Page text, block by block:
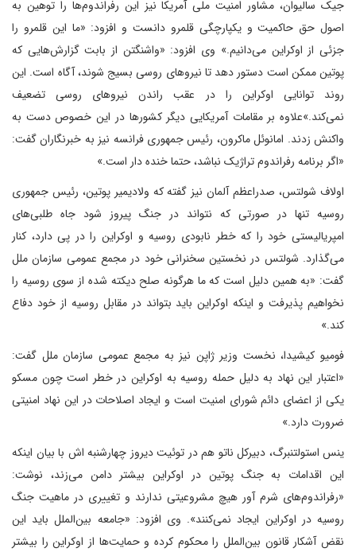
جیک سالیوان، مشاور امنیت ملی آمریکا نیز این رفراندوم‌ها را توهین به
اصول حق حاکمیت و یکپارچگی قلمرو دانست و افزود: «ما این قلمرو را
جزئی از اوکراین می‌دانیم.» وی افزود: «واشنگتن از بابت گزارش‌هایی که
پوتین ممکن است دستور دهد تا نیروهای روسی بسیج شوند، آگاه است. این
روند توانایی اوکراین را در عقب راندن نیروهای روسی تضعیف
نمی‌کند.»علاوه بر مقامات آمریکایی دیگر کشورها در این خصوص دست به
واکنش زدند. امانوئل ماکرون، رئیس جمهوری فرانسه نیز به خبرنگاران گفت:
«اگر برنامه رفراندوم تراژیک نباشد، حتما خنده دار است.»
اولاف شولتس، صدراعظم آلمان نیز گفته که ولادیمیر پوتین، رئیس جمهوری
روسیه تنها در صورتی که نتواند در جنگ پیروز شود جاه طلبی‌های
امپریالیستی خود را که خطر نابودی روسیه و اوکراین را در پی دارد، کنار
می‌گذارد. شولتس در نخستین سخنرانی خود در مجمع عمومی سازمان ملل
گفت: «به همین دلیل است که ما هرگونه صلح دیکته شده از سوی روسیه را
نخواهیم پذیرفت و اینکه اوکراین باید بتواند در مقابل روسیه از خود دفاع
کند.»
فومیو کیشیدا، نخست وزیر ژاپن نیز به مجمع عمومی سازمان ملل گفت:
«اعتبار این نهاد به دلیل حمله روسیه به اوکراین در خطر است چون مسکو
یکی از اعضای دائم شورای امنیت است و ایجاد اصلاحات در این نهاد امنیتی
ضرورت دارد.»
ینس استولتنبرگ، دبیرکل ناتو هم در توئیت دیروز چهارشنبه اش با بیان اینکه
این اقدامات به جنگ پوتین در اوکراین بیشتر دامن می‌زند، نوشت:
«رفراندوم‌های شرم آور هیچ مشروعیتی ندارند و تغییری در ماهیت جنگ
روسیه در اوکراین ایجاد نمی‌کنند». وی افزود: «جامعه بین‌الملل باید این
نقض آشکار قانون بین‌الملل را محکوم کرده و حمایت‌ها از اوکراین را بیشتر